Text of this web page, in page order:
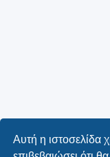
Αυτή η ιστοσελίδα